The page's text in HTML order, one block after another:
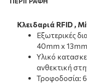
Κλειδαριά RFID ,
Εξωτερικές
40mm x 13mm
Υλικό
ανθεκτική
Τροφοδοσία: